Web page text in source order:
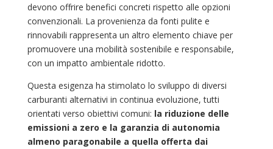
devono offrire benefici concreti rispetto alle opzioni
convenzionali. La provenienza da fonti pulite e
rinnovabili rappresenta un altro elemento chiave per
promuovere una mobilità sostenibile e responsabile,
con un impatto ambientale ridotto.
Questa esigenza ha stimolato lo sviluppo di diversi
carburanti alternativi in continua evoluzione, tutti
orientati verso obiettivi comuni: la riduzione delle
emissioni a zero e la garanzia di autonomia
almeno paragonabile a quella offerta dai